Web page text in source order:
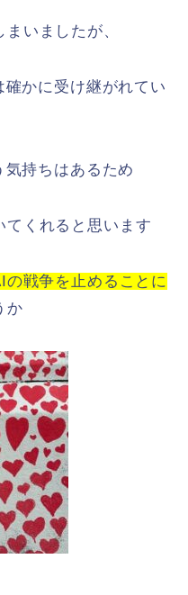
いましたが、
かに受け継がれてい
持ちはあるため
てくれると思います
の戦争を止めることに
か